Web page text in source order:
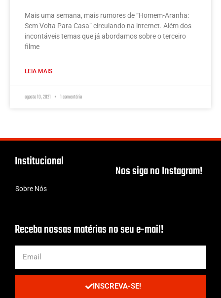
Mais uma semana, mais rumores de “Homem-Aranha:
Sem Volta Para Casa” circulando na internet. Além dos
incontáveis temas que já abordamos sobre o terceiro
filme
LEIA MAIS
agosto 10, 2021 1 comentário
Institucional
Sobre Nós
Nos siga no Instagram!
Receba nossas matérias no seu e-mail!
INSCREVA-SE!